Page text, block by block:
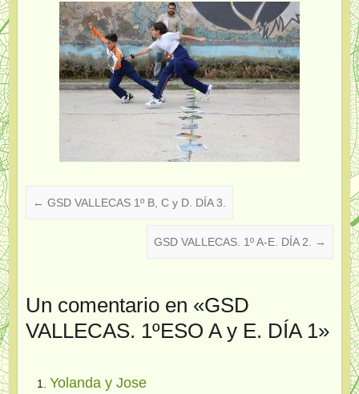
← GSD VALLECAS 1º B, C y D. DÍA 3.
GSD VALLECAS. 1º A-E. DÍA 2. →
Un comentario en «GSD
VALLECAS. 1ºESO A y E. DÍA 1»
Yolanda y Jose